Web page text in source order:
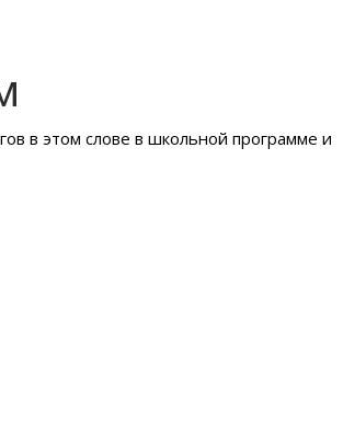
в этом слове в школьной программе и